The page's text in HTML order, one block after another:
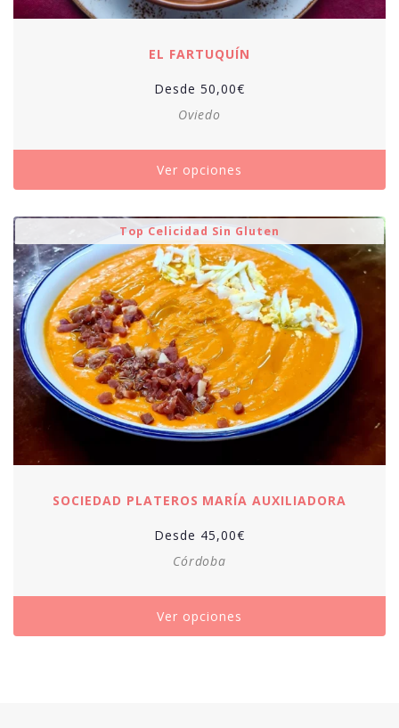
EL FARTUQUÍN
Desde 50,00€
Oviedo
Ver opciones
Top Celicidad Sin Gluten
SOCIEDAD PLATEROS MARÍA AUXILIADORA
Desde 45,00€
Córdoba
Ver opciones